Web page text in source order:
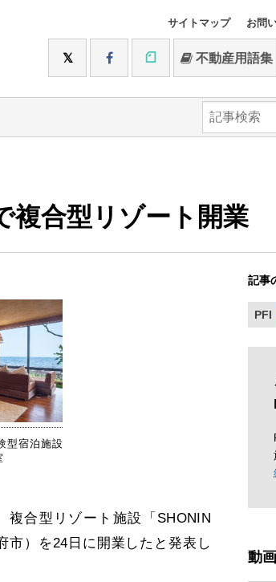
サイトマップ お問
不動産用語集
複合型リゾート開業
型宿泊施設
合型リゾート施設「SHONIN
市）を24日に開業したと発表し
記事
PFI
動